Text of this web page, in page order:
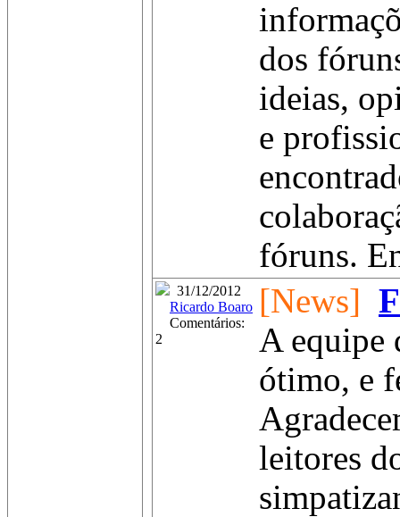
dos
ideias,
e
fóruns.
31/12/2012
Ricardo Boaro
Comentários:
2
[News]
A equipe
ótimo, e
leitores